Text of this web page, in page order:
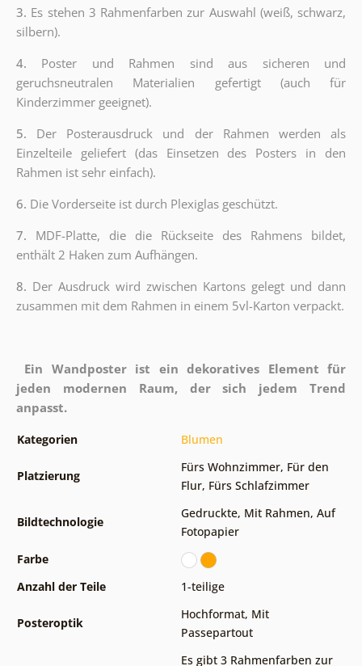
3. Es stehen 3 Rahmenfarben zur Auswahl (weiß, schwarz,
silbern).
4. Poster und Rahmen sind aus sicheren und
geruchsneutralen Materialien gefertigt (auch für
Kinderzimmer geeignet).
5. Der Posterausdruck und der Rahmen werden als
Einzelteile geliefert (das Einsetzen des Posters in den
Rahmen ist sehr einfach).
6. Die Vorderseite ist durch Plexiglas geschützt.
7. MDF-Platte, die die Rückseite des Rahmens bildet,
enthält 2 Haken zum Aufhängen.
8. Der Ausdruck wird zwischen Kartons gelegt und dann
zusammen mit dem Rahmen in einem 5vl-Karton verpackt.
Ein Wandposter ist ein dekoratives Element für
jeden modernen Raum, der sich jedem Trend
anpasst.
Kategorien Blumen
Platzierung
Fürs Wohnzimmer, Für den
Flur, Fürs Schlafzimmer
Bildtechnologie
Gedruckte, Mit Rahmen, Auf
Fotopapier
Farbe
Anzahl der Teile
1-teilige
Posteroptik
Hochformat, Mit
Passepartout
Es gibt 3 Rahmenfarben zur